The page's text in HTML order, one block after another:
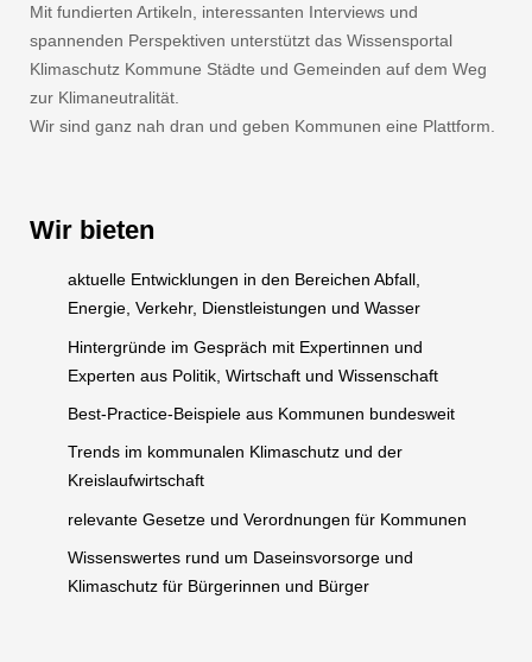
Mit fundierten Artikeln, interessanten Interviews und
spannenden Perspektiven unterstützt das Wissensportal
Klimaschutz Kommune Städte und Gemeinden auf dem Weg
zur Klimaneutralität.
Wir sind ganz nah dran und geben Kommunen eine Plattform.
Wir bieten
aktuelle Entwicklungen in den Bereichen Abfall,
Energie, Verkehr, Dienstleistungen und Wasser
Hintergründe im Gespräch mit Expertinnen und
Experten aus Politik, Wirtschaft und Wissenschaft
Best-Practice-Beispiele aus Kommunen bundesweit
Trends im kommunalen Klimaschutz und der
Kreislaufwirtschaft
relevante Gesetze und Verordnungen für Kommunen
Wissenswertes rund um Daseinsvorsorge und
Klimaschutz für Bürgerinnen und Bürger